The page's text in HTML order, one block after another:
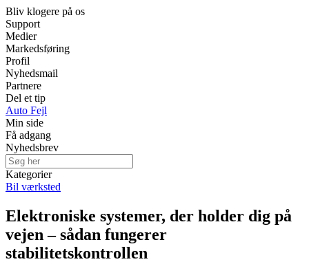
Bliv klogere på os
Support
Medier
Markedsføring
Profil
Nyhedsmail
Partnere
Del et tip
Auto Fejl
Min side
Få adgang
Nyhedsbrev
Kategorier
Bil værksted
Elektroniske systemer, der holder dig på
vejen – sådan fungerer
stabilitetskontrollen